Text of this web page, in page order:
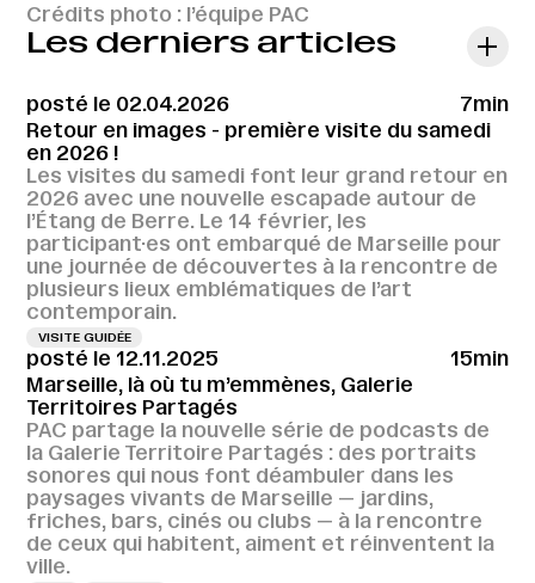
Crédits photo : l’équipe PAC
Les derniers articles
posté le 02.04.2026
7min
Retour en images - première visite du samedi
en 2026 !
Les visites du samedi font leur grand retour en
2026 avec une nouvelle escapade autour de
l’Étang de Berre. Le 14 février, les
participant·es ont embarqué de Marseille pour
une journée de découvertes à la rencontre de
plusieurs lieux emblématiques de l’art
contemporain.
VISITE GUIDÉE
posté le 12.11.2025
15min
Marseille, là où tu m’emmènes, Galerie
Territoires Partagés
PAC partage la nouvelle série de podcasts de
la Galerie Territoire Partagés : des portraits
sonores qui nous font déambuler dans les
paysages vivants de Marseille — jardins,
friches, bars, cinés ou clubs — à la rencontre
de ceux qui habitent, aiment et réinventent la
ville.